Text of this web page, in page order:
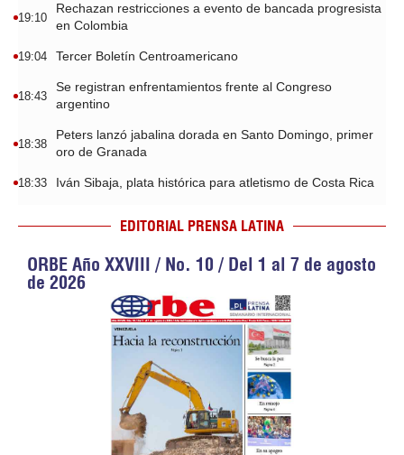
19:10
Rechazan restricciones a evento de bancada progresista
en Colombia
19:04 Tercer Boletín Centroamericano
18:43
Se registran enfrentamientos frente al Congreso
argentino
18:38
Peters lanzó jabalina dorada en Santo Domingo, primer
oro de Granada
18:33 Iván Sibaja, plata histórica para atletismo de Costa Rica
EDITORIAL PRENSA LATINA
ORBE Año XXVIII / No. 10 / Del 1 al 7 de agosto
de 2026